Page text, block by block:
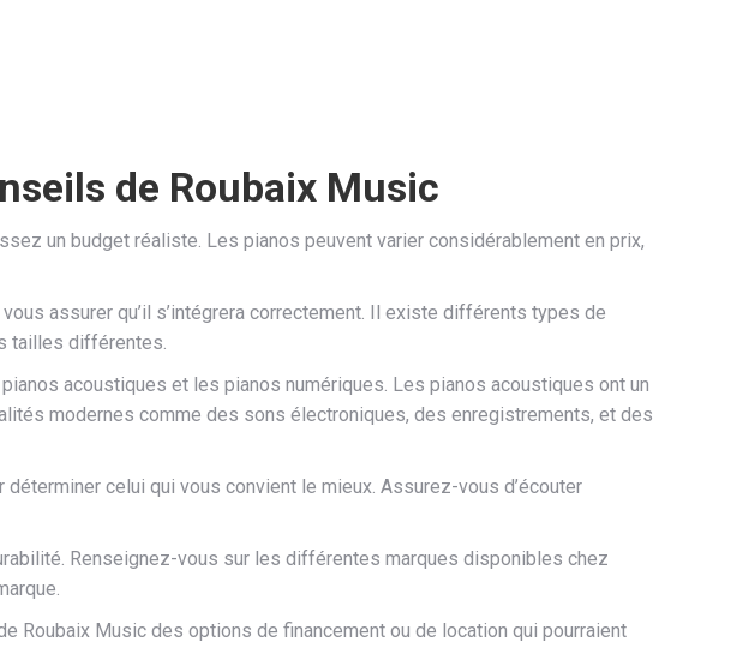
de Roubaix Music
un budget réaliste. Les pianos peuvent varier considérablement en prix,
assurer qu’il s’intégrera correctement. Il existe différents types de
tailles différentes.
acoustiques et les pianos numériques. Les pianos acoustiques ont un
modernes comme des sons électroniques, des enregistrements, et des
celui qui vous convient le mieux. Assurez-vous d’écouter
Renseignez-vous sur les différentes marques disponibles chez
Roubaix Music des options de financement ou de location qui pourraient